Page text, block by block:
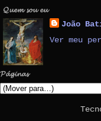
𝓠𝓾𝓮𝓶 𝓼𝓸𝓾 𝓮𝓾
João
Ver meu
𝓟𝓪́𝓰𝓲𝓷𝓪𝓼